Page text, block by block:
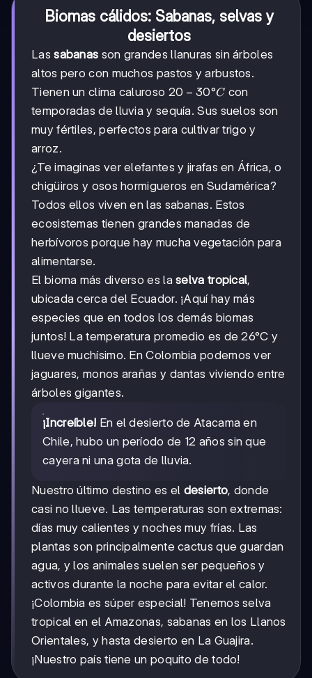
Biomas cálidos: Sabanas, selvas y
desiertos
Lassabanas son grandes llanuras sin árboles
altos pero con muchos pastos y arbustos.
Tienen un clima caluroso 20-
30°C
20 − 30°C con
temporadas de lluvia y sequía. Sus suelos son
muy fértiles, perfectos para cultivar trigo y
arroz.
¿Te imaginas ver elefantes y jirafas en África, o
chigüiros y osos hormigueros en Sudamérica?
Todos ellos viven en las sabanas. Estos
ecosistemas tienen grandes manadas de
herbívoros porque hay mucha vegetación para
alimentarse.
El bioma más diverso es laselva tropical,
ubicada cerca del Ecuador. ¡Aquí hay más
especies que en todos los demás biomas
juntos! La temperatura promedio es de 26°C y
llueve muchísimo. En Colombia podemos ver
jaguares, monos arañas y dantas viviendo entre
árboles gigantes.
¡Increíble! En el desierto de Atacama en
Chile, hubo un período de 12 años sin que
cayera ni una gota de lluvia.
Nuestro último destino es el desierto, donde
casi no llueve. Las temperaturas son extremas:
días muy calientes y noches muy frías. Las
plantas son principalmente cactus que guardan
agua, y los animales suelen ser pequeños y
activos durante la noche para evitar el calor.
¡Colombia es súper especial! Tenemos selva
tropical en el Amazonas, sabanas en los Llanos
Orientales, y hasta desierto en La Guajira.
¡Nuestro país tiene un poquito de todo!